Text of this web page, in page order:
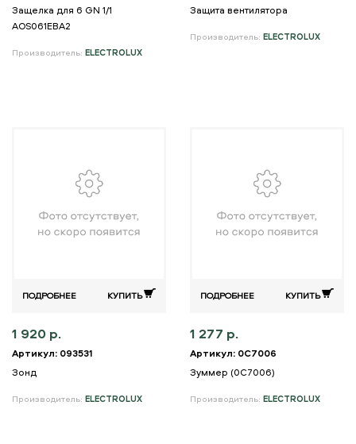
Защелка для 6 GN 1/1
AOS061EBA2
Производитель: ELECTROLUX
Защита вентилятора
Производитель: ELECTROLUX
ПОДРОБНЕЕ КУПИТЬ
1 920 р.
Артикул: 093531
Зонд
Производитель: ELECTROLUX
ПОДРОБНЕЕ КУПИТЬ
1 277 р.
Артикул: 0С7006
Зуммер (0C7006)
Производитель: ELECTROLUX